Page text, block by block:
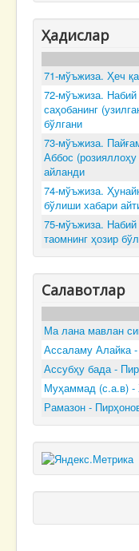
Ҳадислар
71-мўъжиза. Ҳеч
72-мўъжиза. Набий
саҳобанинг
бўлгани
73-мўъжиза.
Аббос
айланди
74-мўъжиза.
бўлиши хабари
75-мўъжиза.
таомнинг ҳозир
Салавотлар
Ма лана мавлан
Ассаламу Алайка
Ассубҳу бада -
Муҳаммад (с.а.в) -
Рамазон -